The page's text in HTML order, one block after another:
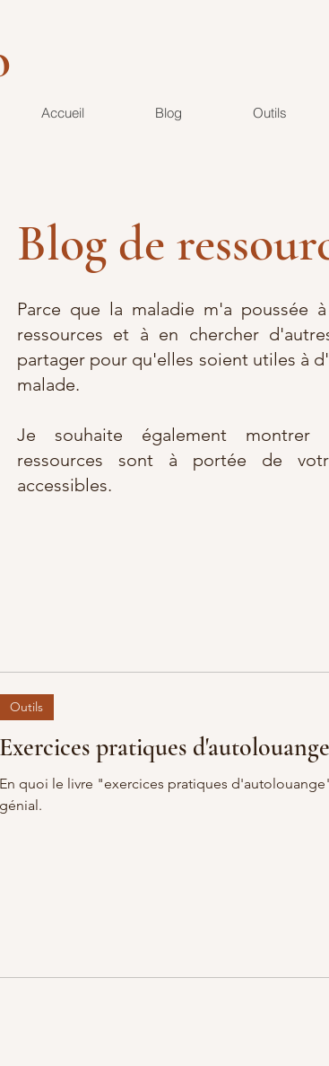
Accueil Blog Outils
Blog de
Parce que la maladie m'a poussée
ressources et à en chercher
partager pour qu'elles soient utiles à
malade.
Je souhaite également montrer
ressources sont à portée de
accessibles.
Exercices pratiques d'autolouange
En quoi le livre "exercices pratiques
génial.
Outils